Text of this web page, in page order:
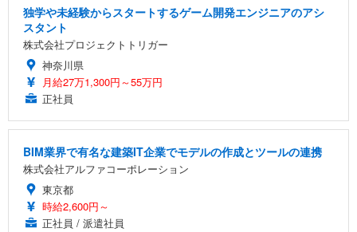
独学や未経験からスタートするゲーム開発エンジニアのアシ
スタント
株式会社プロジェクトトリガー
神奈川県
月給27万1,300円～55万円
正社員
BIM業界で有名な建築IT企業でモデルの作成とツールの連携
株式会社アルファコーポレーション
東京都
時給2,600円～
正社員 / 派遣社員